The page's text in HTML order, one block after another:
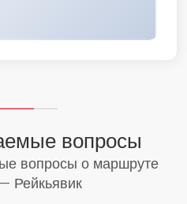
вопросы
вопросы о маршруте
Рейкьявик